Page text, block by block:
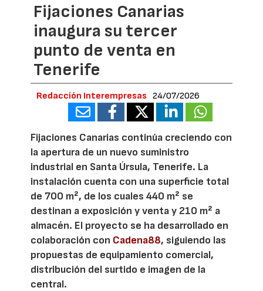
Fijaciones Canarias
inaugura su tercer
punto de venta en
Tenerife
Redacción Interempresas 24/07/2026
Fijaciones Canarias continúa creciendo con
la apertura de un nuevo suministro
industrial en Santa Úrsula, Tenerife. La
instalación cuenta con una superficie total
de 700 m², de los cuales 440 m² se
destinan a exposición y venta y 210 m² a
almacén. El proyecto se ha desarrollado en
colaboración con Cadena88, siguiendo las
propuestas de equipamiento comercial,
distribución del surtido e imagen de la
central.